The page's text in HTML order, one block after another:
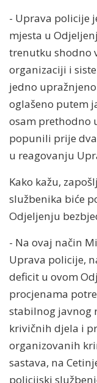
- Uprava policije
mjesta u
trenutku shodno
organizaciji i
jedno
oglašeno putem
osam prethodno
popunili prije
u reagovanju
Kako kažu,
službenika biće
Odjeljenju
- Na ovaj način
Uprava policije,
deficit u ovom
procjenama
stabilnog javnog
krivičnih djela i
organizovanih
sastava, na
policijski